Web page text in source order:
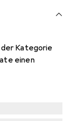
Kategorie
einen